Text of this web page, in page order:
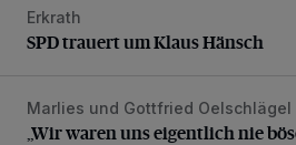
SPD trauert um Klaus Hänsch
Erkrath
SPD trauert um Klaus Hänsch
„Wir waren uns eigentlich nie böse“
Marlies und Gottfried Oelschlägel
„Wir waren uns eigentlich nie